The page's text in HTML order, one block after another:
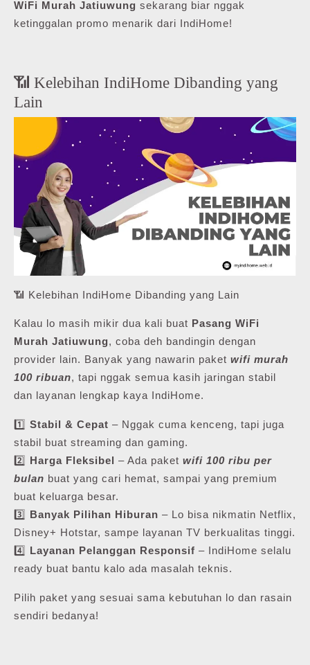
WiFi Murah Jatiuwung sekarang biar nggak
ketinggalan promo menarik dari IndiHome!
📶 Kelebihan IndiHome Dibanding yang
Lain
📶 Kelebihan IndiHome Dibanding yang Lain
Kalau lo masih mikir dua kali buat Pasang WiFi
Murah Jatiuwung, coba deh bandingin dengan
provider lain. Banyak yang nawarin paket wifi murah
100 ribuan, tapi nggak semua kasih jaringan stabil
dan layanan lengkap kaya IndiHome.
1️⃣ Stabil & Cepat – Nggak cuma kenceng, tapi juga
stabil buat streaming dan gaming.
2️⃣ Harga Fleksibel – Ada paket wifi 100 ribu per
bulan buat yang cari hemat, sampai yang premium
buat keluarga besar.
3️⃣ Banyak Pilihan Hiburan – Lo bisa nikmatin Netflix,
Disney+ Hotstar, sampe layanan TV berkualitas tinggi.
4️⃣ Layanan Pelanggan Responsif – IndiHome selalu
ready buat bantu kalo ada masalah teknis.
Pilih paket yang sesuai sama kebutuhan lo dan rasain
sendiri bedanya!